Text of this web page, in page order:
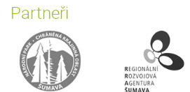
Partneři